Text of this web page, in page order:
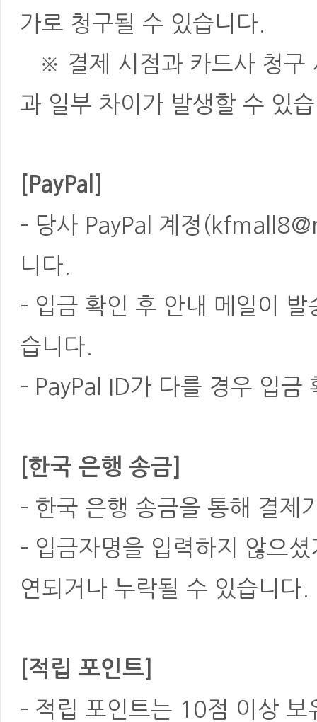
가로 청구될 수 있습니다.
※ 결제 시점과 카드사 청구
과 일부 차이가 발생할 수 있
[PayPal]
- 당사 PayPal 계정
니다.
- 입금 확인 후 안내 메일이
습니다.
- PayPal ID가 다를 경우 입금
[한국 은행 송금]
- 한국 은행 송금을 통해 결제
- 입금자명을 입력하지 않으
연되거나 누락될 수 있습니다.
[적립 포인트]
- 적립 포인트는 10점 이상